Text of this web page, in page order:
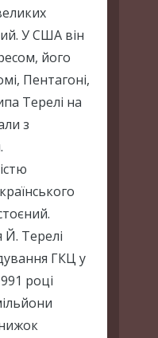
У США він
його
Пентагоні,
Терелі на
з
Й. Терелі
ГКЦ у
році